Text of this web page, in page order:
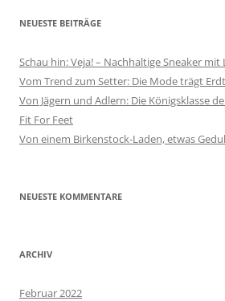
NEUESTE BEITRÄGE
Schau hin: Veja! – Nachhaltige Sneaker mit
Vom Trend zum Setter: Die Mode trägt
Von Jägern und Adlern: Die Königsklasse
Fit For Feet
Von einem Birkenstock-Laden, etwas
NEUESTE KOMMENTARE
ARCHIV
Februar 2022